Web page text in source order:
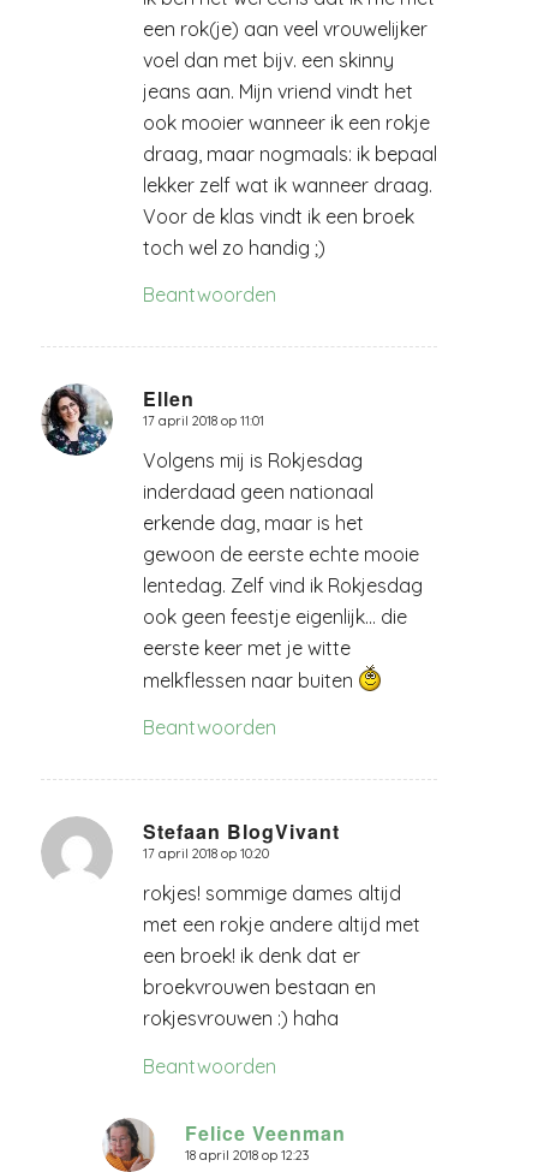
een rok(je) aan veel vrouwelijker
voel dan met bijv. een skinny
jeans aan. Mijn vriend vindt het
ook mooier wanneer ik een rokje
draag, maar nogmaals: ik bepaal
lekker zelf wat ik wanneer draag.
Voor de klas vindt ik een broek
toch wel zo handig ;)
Beantwoorden
Ellen
zegt:
17 april 2018 op 11:01
Volgens mij is Rokjesdag
inderdaad geen nationaal
erkende dag, maar is het
gewoon de eerste echte mooie
lentedag. Zelf vind ik Rokjesdag
ook geen feestje eigenlijk… die
eerste keer met je witte
melkflessen naar buiten
Beantwoorden
Stefaan BlogVivant
zegt:
17 april 2018 op 10:20
rokjes! sommige dames altijd
met een rokje andere altijd met
een broek! ik denk dat er
broekvrouwen bestaan en
rokjesvrouwen :) haha
Beantwoorden
Felice Veenman
zegt:
18 april 2018 op 12:23